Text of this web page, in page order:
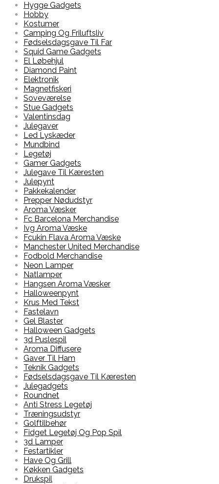
Hygge Gadgets
Hobby
Kostumer
Camping Og Friluftsliv
Fødselsdagsgave Til Far
Squid Game Gadgets
El Løbehjul
Diamond Paint
Elektronik
Magnetfiskeri
Soveværelse
Stue Gadgets
Valentinsdag
Julegaver
Led Lyskæder
Mundbind
Legetøj
Gamer Gadgets
Julegave Til Kæresten
Julepynt
Pakkekalender
Prepper Nødudstyr
Aroma Væsker
Fc Barcelona Merchandise
Ivg Aroma Væske
Fcukin Flava Aroma Væske
Manchester United Merchandise
Fodbold Merchandise
Neon Lamper
Natlamper
Hangsen Aroma Væsker
Halloweenpynt
Krus Med Tekst
Fastelavn
Gel Blaster
Halloween Gadgets
3d Puslespil
Aroma Diffusere
Gaver Til Ham
Teknik Gadgets
Fødselsdagsgave Til Kæresten
Julegadgets
Roundnet
Anti Stress Legetøj
Træningsudstyr
Golftilbehør
Fidget Legetøj Og Pop Spil
3d Lamper
Festartikler
Have Og Grill
Køkken Gadgets
Drukspil